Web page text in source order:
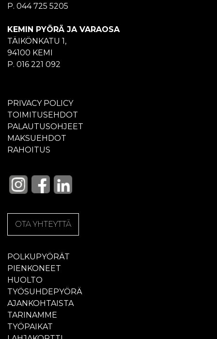
P. 044 725 5205
KEMIN PYÖRÄ JA VARAOSA
TÄIKÖNKATU 1,
94100 KEMI
P. 016 221 092
PRIVACY POLICY
TOIMITUSEHDOT
PALAUTUSOHJEET
MAKSUEHDOT
RAHOITUS
OTA YHTEYTTÄ
POLKUPYÖRÄT
PIENKONEET
HUOLTO
TYÖSUHDEPYÖRÄ
AJANKOHTAISTA
TARINAMME
TYÖPAIKAT